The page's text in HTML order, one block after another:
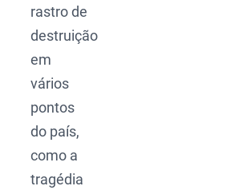
rastro de
destruição
em
vários
pontos
do país,
como a
tragédia